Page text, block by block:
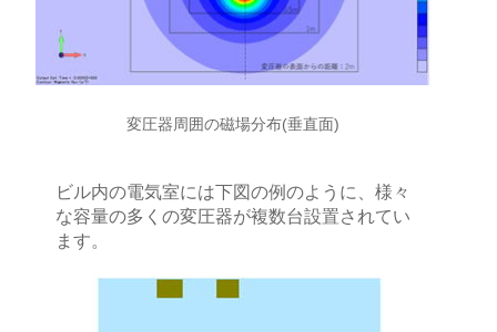
変圧器周囲の磁場分布(垂直面)
ビル内の電気室には下図の例のように、様々
な容量の多くの変圧器が複数台設置されてい
ます。